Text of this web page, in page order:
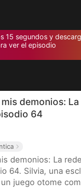
15 segundos y
ver el episodio
demonios:
64
demonios: La
64. Silvia, una
juego otome